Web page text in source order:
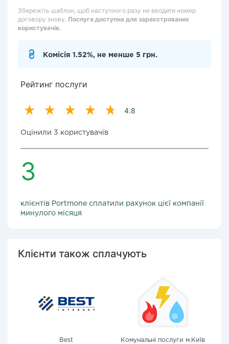
Збережіть шаблон, щоб наступного разу не вводити номер
договору знову. Послуга доступна для зареєстрованих
користувачів.
Комісія 1.52%, не менше 5 грн.
Рейтинг послуги
4.8
Оцінили 3 користувачів
3
клієнтів Portmone сплатили рахунок цієї компанії
минулого місяця
Клієнти також сплачують
Best
Комунальні послуги м.Київ